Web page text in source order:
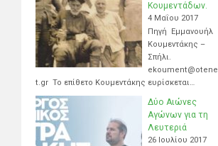
Κουμεντάδων.
4 Μαΐου 2017
Πηγή Εμμανουήλ
Κουμεντάκης –
Σπήλι.
ekoument@otene
t.gr Το επίθετο Κουμεντάκης ευρίσκεται…
Δύο Αιώνες
Αγώνων για τη
Λευτεριά
26 Ιουλίου 2017